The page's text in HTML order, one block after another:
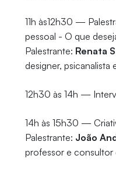
11h às12h30 —
pessoal - O que
Palestrante: Renata
designer, psicanalista
12h30 às 14h —
14h às 15h30 —
Palestrante: João
professor e consultor